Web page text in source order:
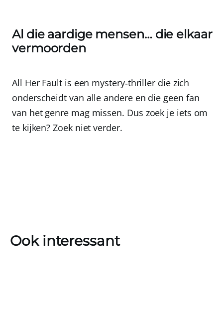
Al die aardige mensen… die elkaar
vermoorden
All Her Fault is een mystery‑thriller die zich
onderscheidt van alle andere en die geen fan
van het genre mag missen. Dus zoek je iets om
te kijken? Zoek niet verder.
Ook interessant